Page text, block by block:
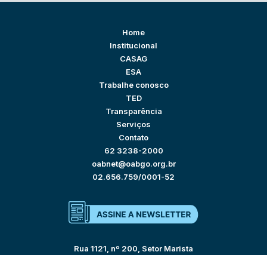
Home
Institucional
CASAG
ESA
Trabalhe conosco
TED
Transparência
Serviços
Contato
62 3238-2000
oabnet@oabgo.org.br
02.656.759/0001-52
Rua 1121, nº 200, Setor Marista